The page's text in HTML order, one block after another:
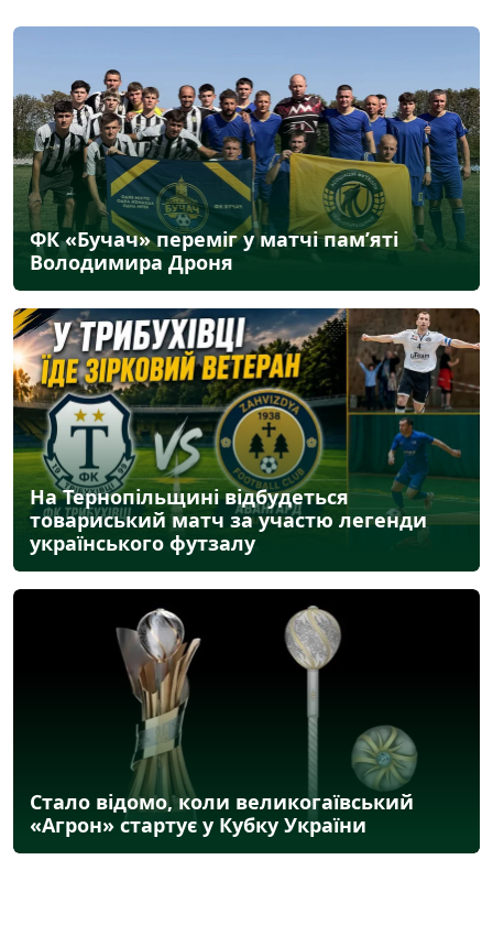
ФК «Бучач» переміг у матчі пам’яті
Володимира Дроня
На Тернопільщині відбудеться
товариський матч за участю легенди
українського футзалу
Стало відомо, коли великогаївський
«Агрон» стартує у Кубку України